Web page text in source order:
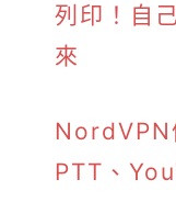
列印！自
來
NordVPN
PTT、